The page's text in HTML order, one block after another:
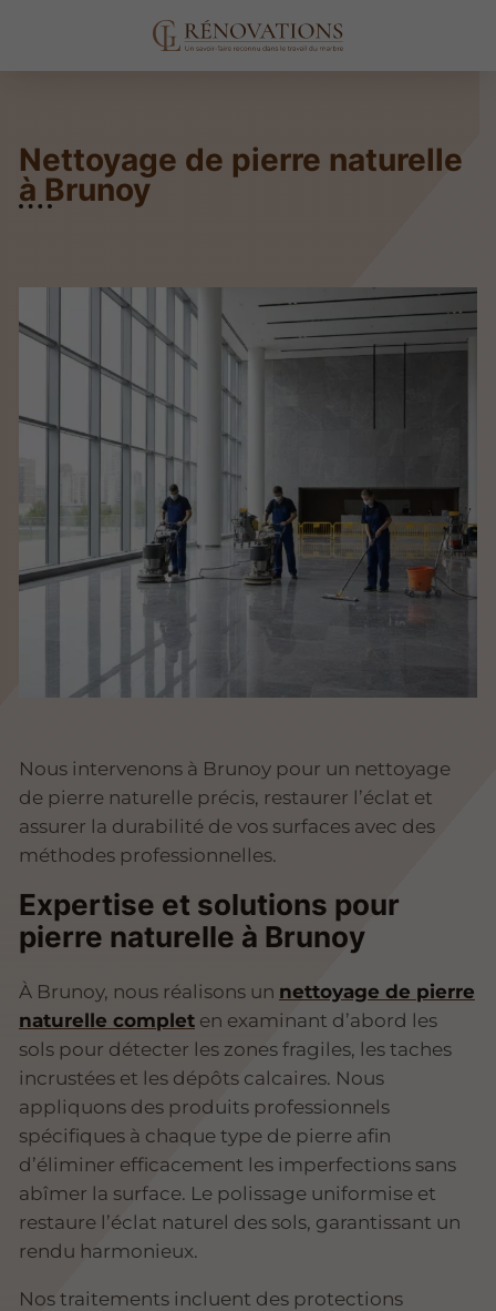
Nettoyage de pierre naturelle
à Brunoy
Nous intervenons à Brunoy pour un nettoyage
de pierre naturelle précis, restaurer l’éclat et
assurer la durabilité de vos surfaces avec des
méthodes professionnelles.
Expertise et solutions pour
pierre naturelle à Brunoy
À Brunoy, nous réalisons un nettoyage de pierre
naturelle complet en examinant d’abord les
sols pour détecter les zones fragiles, les taches
incrustées et les dépôts calcaires. Nous
appliquons des produits professionnels
spécifiques à chaque type de pierre afin
d’éliminer efficacement les imperfections sans
abîmer la surface. Le polissage uniformise et
restaure l’éclat naturel des sols, garantissant un
rendu harmonieux.
Nos traitements incluent des protections